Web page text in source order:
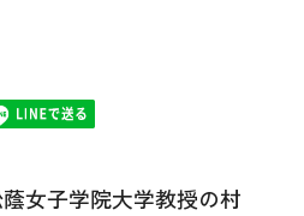
女子学院大学教授の村